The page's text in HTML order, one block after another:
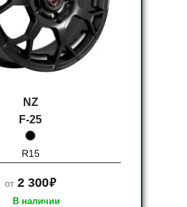
NZ
F-25
R15
от 2 300руб.
В наличии